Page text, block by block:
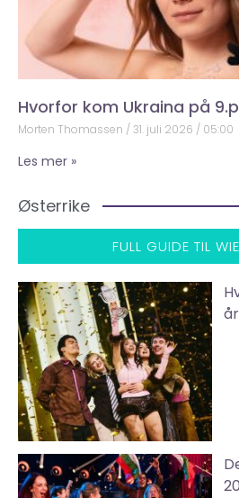
Hvorfor kom Ukraina på
Morten Thomassen 31. juli 2026 05:00
Les mer »
Østerrike
FULL GUIDE TIL